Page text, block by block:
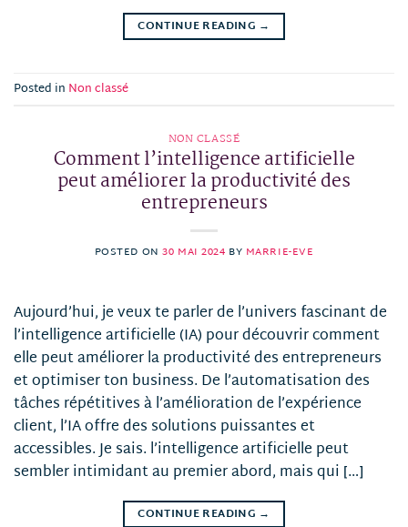
CONTINUE READING →
Posted in Non classé
NON CLASSÉ
Comment l’intelligence artificielle
peut améliorer la productivité des
entrepreneurs
POSTED ON30 MAI 2024 BY MARRIE-EVE
Aujourd’hui, je veux te parler de l’univers fascinant de
l’intelligence artificielle (IA) pour découvrir comment
elle peut améliorer la productivité des entrepreneurs
et optimiser ton business. De l’automatisation des
tâches répétitives à l’amélioration de l’expérience
client, l’IA offre des solutions puissantes et
accessibles. Je sais. l’intelligence artificielle peut
sembler intimidant au premier abord, mais qui […]
CONTINUE READING →